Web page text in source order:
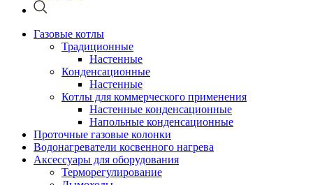
Газовые котлы
Традиционные
Настенные
Конденсационные
Настенные
Котлы для коммерческого применения
Настенные конденсационные
Напольные конденсационные
Проточные газовые колонки
Водонагреватели косвенного нагрева
Аксессуары для оборудования
Терморегулирование